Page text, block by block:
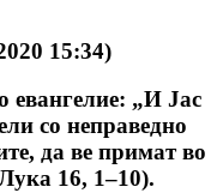
15:34)
евангелие: „И Јас
со неправедно
да ве примат во
16, 1–10).